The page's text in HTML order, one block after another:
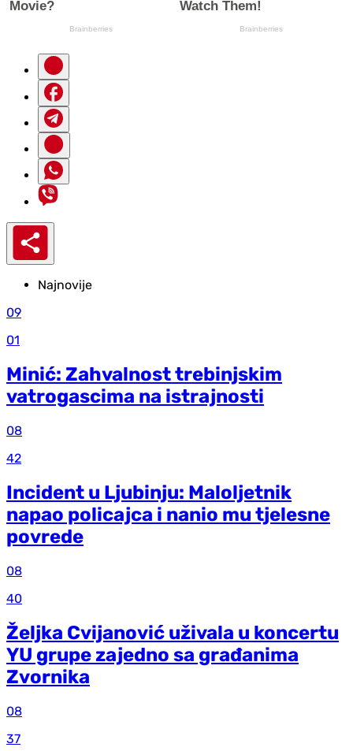
Najnovije
09
01
Minić: Zahvalnost trebinjskim
vatrogascima na istrajnosti
08
42
Incident u Ljubinju: Maloljetnik
napao policajca i nanio mu tjelesne
povrede
08
40
Željka Cvijanović uživala u koncertu
YU grupe zajedno sa građanima
Zvornika
08
37